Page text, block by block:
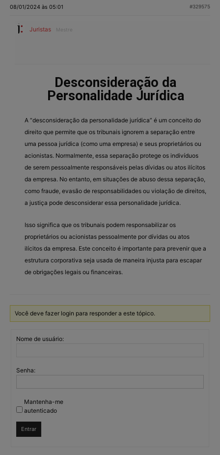
08/01/2024 às 05:01 #329575
Juristas Mestre
Desconsideração da
Personalidade Jurídica
A “desconsideração da personalidade jurídica” é um conceito do
direito que permite que os tribunais ignorem a separação entre
uma pessoa jurídica (como uma empresa) e seus proprietários ou
acionistas. Normalmente, essa separação protege os indivíduos
de serem pessoalmente responsáveis pelas dívidas ou atos ilícitos
da empresa. No entanto, em situações de abuso dessa separação,
como fraude, evasão de responsabilidades ou violação de direitos,
a justiça pode desconsiderar essa personalidade jurídica.
Isso significa que os tribunais podem responsabilizar os
proprietários ou acionistas pessoalmente por dívidas ou atos
ilícitos da empresa. Este conceito é importante para prevenir que a
estrutura corporativa seja usada de maneira injusta para escapar
de obrigações legais ou financeiras.
Você deve fazer login para responder a este tópico.
Nome de usuário:
Senha:
Mantenha-me
autenticado
Entrar